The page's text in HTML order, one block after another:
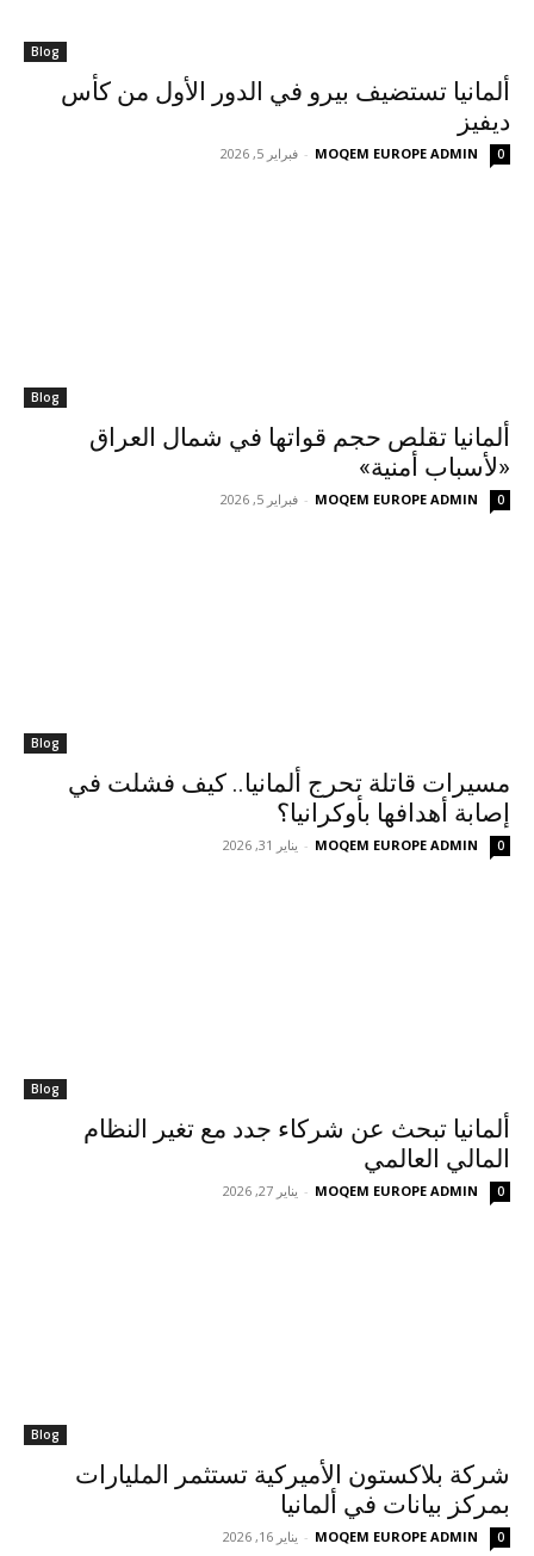
Blog
ألمانيا تستضيف بيرو في الدور الأول من كأس
ديفيز
MOQEM EUROPE ADMIN
- فبراير 5, 2026 0
Blog
ألمانيا تقلص حجم قواتها في شمال العراق
«لأسباب أمنية»
MOQEM EUROPE ADMIN
- فبراير 5, 2026 0
Blog
مسيرات قاتلة تحرج ألمانيا.. كيف فشلت في
إصابة أهدافها بأوكرانيا؟
MOQEM EUROPE ADMIN
- يناير 31, 2026 0
Blog
ألمانيا تبحث عن شركاء جدد مع تغير النظام
المالي العالمي
MOQEM EUROPE ADMIN
- يناير 27, 2026 0
Blog
شركة بلاكستون الأميركية تستثمر المليارات
بمركز بيانات في ألمانيا
MOQEM EUROPE ADMIN
- يناير 16, 2026 0